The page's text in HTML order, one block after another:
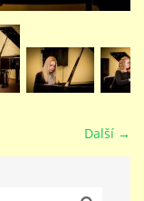
Další →